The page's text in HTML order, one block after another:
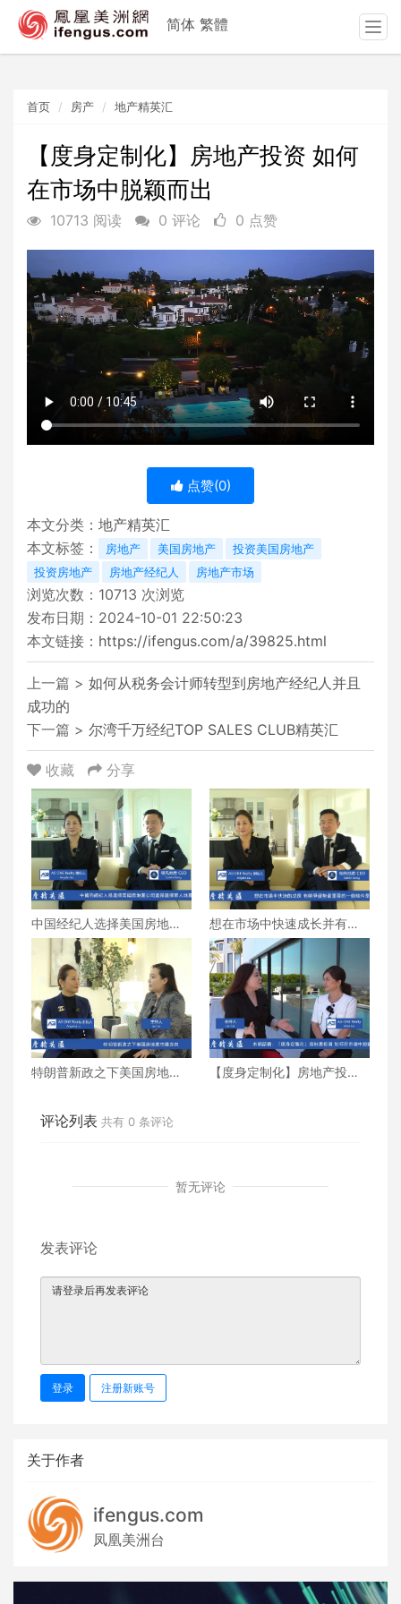
首页 房产 地产精英汇
【度身定制化】房地产投资 如何
在市场中脱颖而出
10713 阅读 0 评论 0 点赞
点赞(0)
本文分类： 地产精英汇
本文标签：
房地产 美国房地产
投资美国房地产
投资房地产
房地产经纪人 房地产市场
浏览次数： 10713 次浏览
发布日期：2024-10-01 22:50:23
本文链接： https://ifengus.com/a/39825.html
上一篇 > 如何从税务会计师转型到房地产经纪人并且
成功的
下一篇 > 尔湾千万经纪TOP SALES CLUB精英汇
收藏 分享
中国经纪人选择美国房地产
公司还是选择华人地产公司
想在市场中快速成长并有竞
争优势的最重要条件
特朗普新政之下美国房地产
【度身定制化】房地产投资
评论列表 共有 0 条评论
暂无评论
发表评论
登录 注册新账号
关于作者
ifengus.com
凤凰美洲台
简体 繁體
T
o
a
o